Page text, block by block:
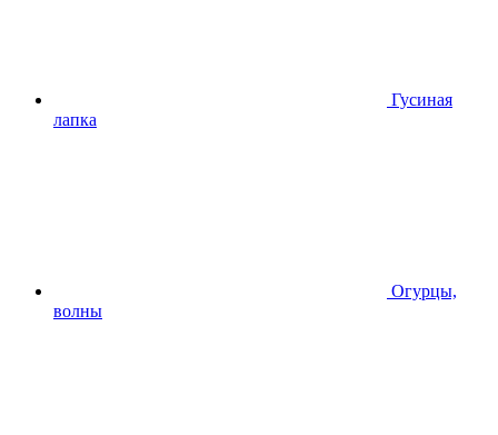
Гусиная
лапка
Огурцы,
волны